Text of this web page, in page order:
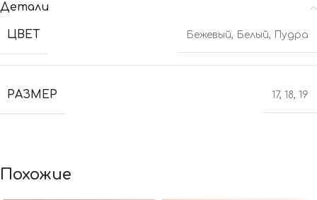
Детали
ЦВЕТ Бежевый, Белый, Пудра
РАЗМЕР 17, 18, 19
Похожие